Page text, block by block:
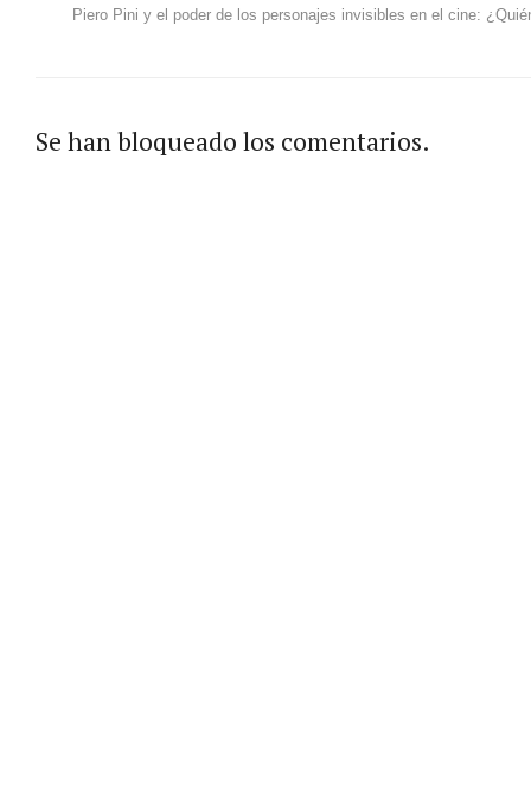
Piero Pini y el poder de los personajes invisibles en el cine:
Se han bloqueado los comentarios.